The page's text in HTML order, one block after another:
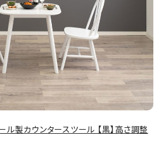
ル製カウンタースツール 【黒】高さ調整